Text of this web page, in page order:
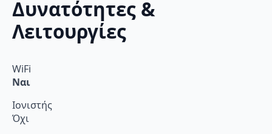
Δυνατότητες &
Λειτουργίες
WiFi
Ναι
Ιονιστής
Όχι